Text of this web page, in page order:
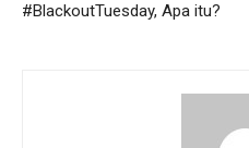
#BlackoutTuesday, Apa itu?